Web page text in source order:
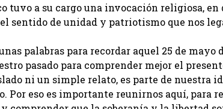
tuvo a su cargo una invocación religiosa, en
sentido de unidad y patriotismo que nos
palabras para recordar aquel 25 de mayo
pasado para comprender mejor el
ni un simple relato, es parte de nuestra
Por eso es importante reunirnos aquí, para